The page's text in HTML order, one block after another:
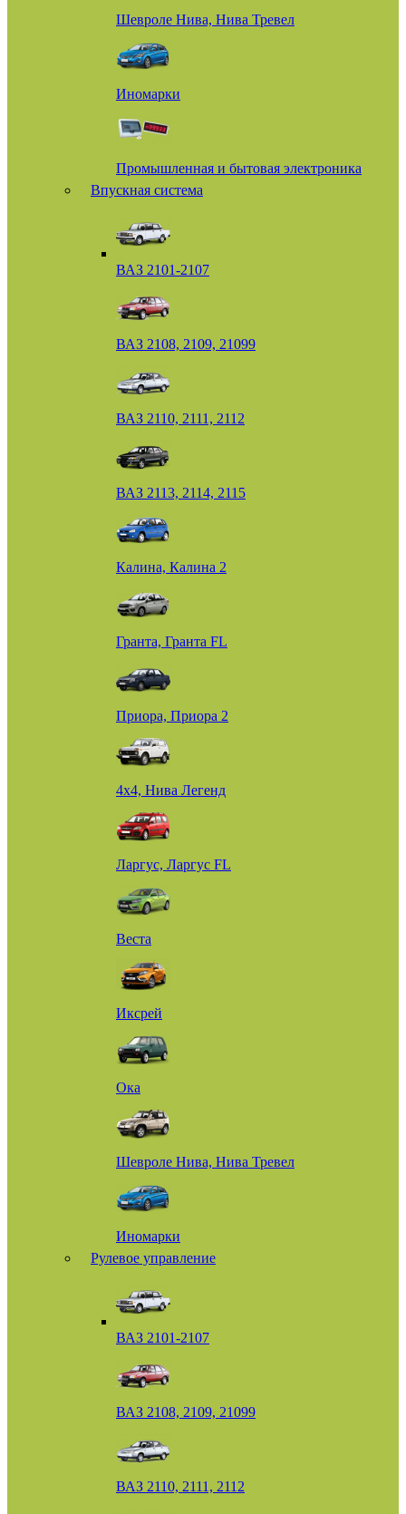
Шевроле Нива, Нива Тревел
Иномарки
Промышленная и бытовая электроника
Впускная система
ВАЗ 2101-2107
ВАЗ 2108, 2109, 21099
ВАЗ 2110, 2111, 2112
ВАЗ 2113, 2114, 2115
Калина, Калина 2
Гранта, Гранта FL
Приора, Приора 2
4х4, Нива Легенд
Ларгус, Ларгус FL
Веста
Иксрей
Ока
Шевроле Нива, Нива Тревел
Иномарки
Рулевое управление
ВАЗ 2101-2107
ВАЗ 2108, 2109, 21099
ВАЗ 2110, 2111, 2112